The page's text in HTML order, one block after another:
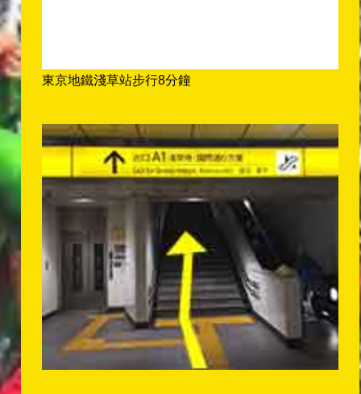
東京地鐵淺草站步行8分鐘